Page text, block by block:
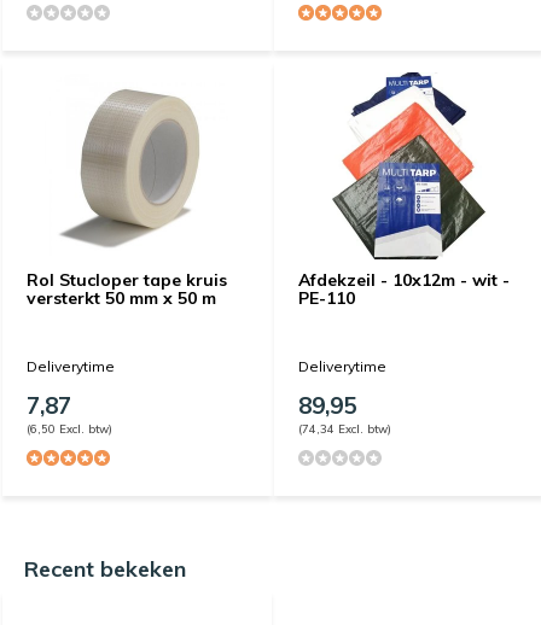
Rol Stucloper tape kruis
versterkt 50 mm x 50 m
Deliverytime
7,87
(6,50 Excl. btw)
Afdekzeil - 10x12m - wit -
PE-110
Deliverytime
89,95
(74,34 Excl. btw)
Recent bekeken